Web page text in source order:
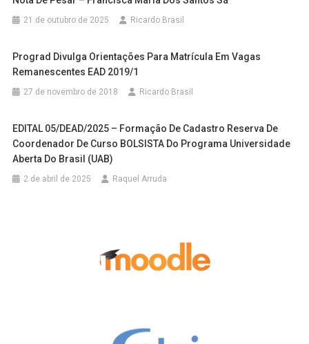
21 de outubro de 2025 Ricardo Brasil
Prograd Divulga Orientações Para Matrícula Em Vagas
Remanescentes EAD 2019/1
27 de novembro de 2018 Ricardo Brasil
EDITAL 05/DEAD/2025 – Formação De Cadastro Reserva De
Coordenador De Curso BOLSISTA Do Programa Universidade
Aberta Do Brasil (UAB)
2 de abril de 2025 Raquel Arruda